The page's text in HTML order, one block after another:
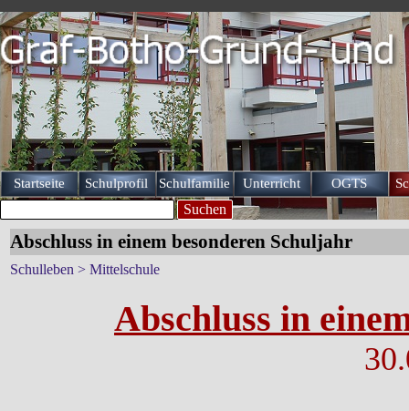
Startseite Schulprofil ▼
Schulfamilie ▼
Unterricht ▼
OGTS
Suchen
Abschluss in einem besonderen Schuljahr
Schulleben > Mittelschule
Abschluss in